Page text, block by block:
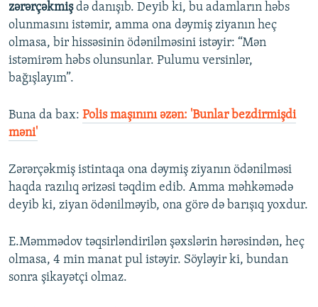
zərərçəkmişdə danışıb. Deyib ki, bu adamların həbs
olunmasını istəmir, amma ona dəymiş ziyanın heç
olmasa, bir hissəsinin ödənilməsini istəyir: “Mən
istəmirəm həbs olunsunlar. Pulumu versinlər,
bağışlayım”.
Buna da bax:​ Polis maşınını əzən: 'Bunlar bezdirmişdi
məni'
Zərərçəkmiş istintaqa ona dəymiş ziyanın ödənilməsi
haqda razılıq ərizəsi təqdim edib. Amma məhkəmədə
deyib ki, ziyan ödənilməyib, ona görə də barışıq yoxdur.
E.Məmmədov təqsirləndirilən şəxslərin hərəsindən, heç
olmasa, 4 min manat pul istəyir. Söyləyir ki, bundan
sonra şikayətçi olmaz.